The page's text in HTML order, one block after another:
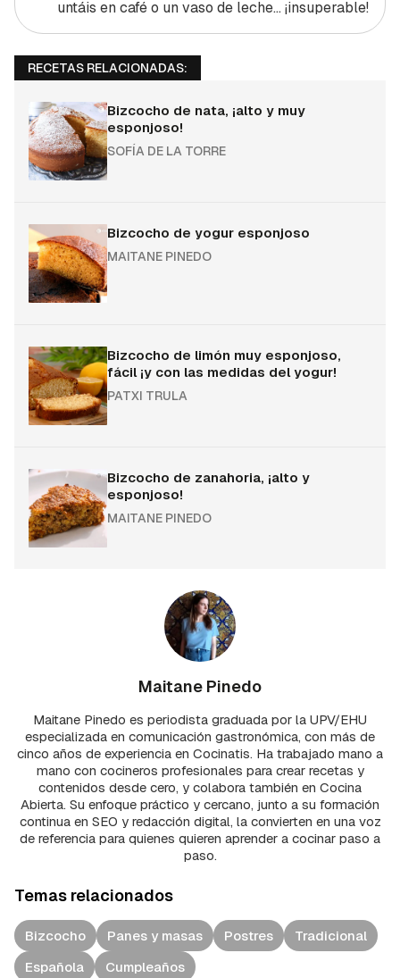
untáis en café o un vaso de leche... ¡insuperable!
RECETAS RELACIONADAS:
Bizcocho de nata, ¡alto y muy
esponjoso!
SOFÍA DE LA TORRE
Bizcocho de yogur esponjoso
MAITANE PINEDO
Bizcocho de limón muy esponjoso,
fácil ¡y con las medidas del yogur!
PATXI TRULA
Bizcocho de zanahoria, ¡alto y
esponjoso!
MAITANE PINEDO
Maitane Pinedo
Maitane Pinedo es periodista graduada por la UPV/EHU
especializada en comunicación gastronómica, con más de
cinco años de experiencia en Cocinatis. Ha trabajado mano a
mano con cocineros profesionales para crear recetas y
contenidos desde cero, y colabora también en Cocina
Abierta. Su enfoque práctico y cercano, junto a su formación
continua en SEO y redacción digital, la convierten en una voz
de referencia para quienes quieren aprender a cocinar paso a
paso.
Temas relacionados
Bizcocho Panes y masas Postres
Tradicional
Española
Cumpleaños